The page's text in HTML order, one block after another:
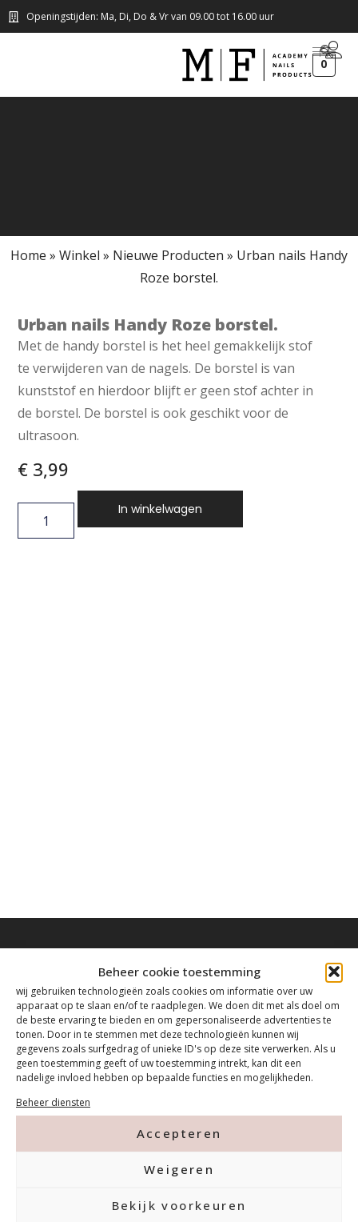
Beheer cookie toestemming
wij gebruiken technologieën zoals cookies om informatie over uw
apparaat op te slaan en/of te raadplegen. We doen dit met als doel om
de beste ervaring te bieden en om gepersonaliseerde advertenties te
tonen. Door in te stemmen met deze technologieën kunnen wij
gegevens zoals surfgedrag of unieke ID's op deze site verwerken. Als u
geen toestemming geeft of uw toestemming intrekt, kan dit een
nadelige invloed hebben op bepaalde functies en mogelijkheden.
Beheer diensten
Accepteren
Weigeren
Bekijk voorkeuren
Openingstijden: Ma, Di, Do & Vr van 09.00 tot 16.00 uur
0
Home » Winkel » Nieuwe Producten » Urban nails Handy
Roze borstel.
Urban nails Handy Roze borstel.
Met de handy borstel is het heel gemakkelijk stof
te verwijderen van de nagels. De borstel is van
kunststof en hierdoor blijft er geen stof achter in
de borstel. De borstel is ook geschikt voor de
ultrasoon.
€ 3,99
In winkelwagen
Contact
Tanthofdreef 7 2623 EW Delft
015-2120822